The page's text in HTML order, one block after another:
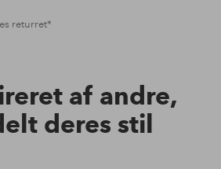
returret*
af andre,
deres stil